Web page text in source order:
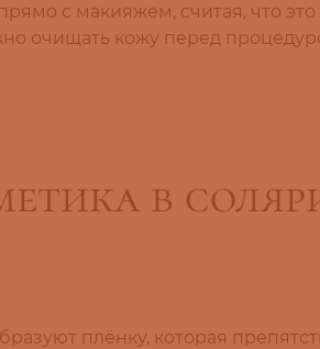
с макияжем, считая, что
очищать кожу перед
в
плёнку, которая